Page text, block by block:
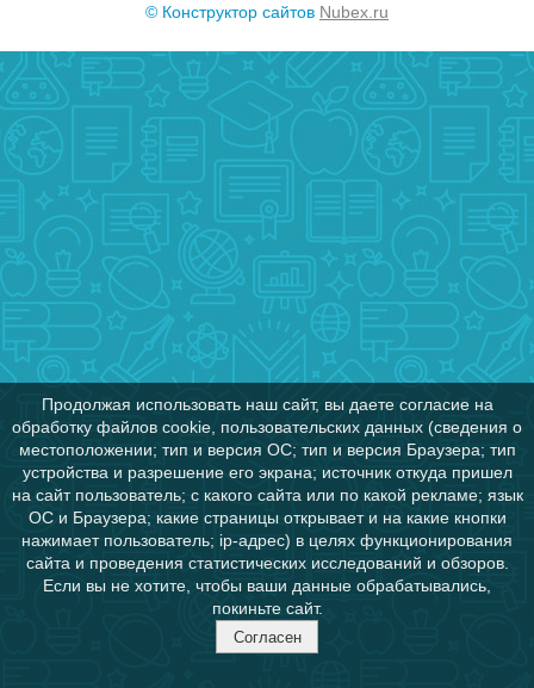
© Конструктор сайтов Nubex.ru
Продолжая использовать наш сайт, вы даете согласие на
обработку файлов cookie, пользовательских данных (сведения о
местоположении; тип и версия ОС; тип и версия Браузера; тип
устройства и разрешение его экрана; источник откуда пришел
на сайт пользователь; с какого сайта или по какой рекламе; язык
ОС и Браузера; какие страницы открывает и на какие кнопки
нажимает пользователь; ip-адрес) в целях функционирования
сайта и проведения статистических исследований и обзоров.
Если вы не хотите, чтобы ваши данные обрабатывались,
покиньте сайт.
Согласен